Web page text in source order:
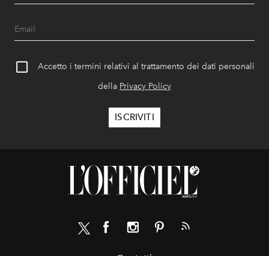
Accetto i termini relativi al trattamento dei dati personali
della Privacy Policy